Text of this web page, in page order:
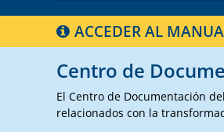
ACCEDER AL
Centro de
El Centro de Documentación
relacionados con la